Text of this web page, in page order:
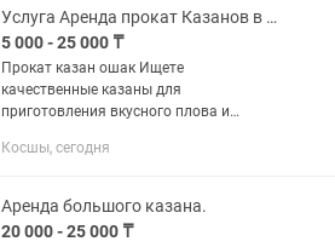
Услуга Аренда прокат Казанов в городе Косшы
5 000 - 25 000 ₸
Прокат казан ошак Ищете
качественные казаны для
приготовления вкусного плова и
арендовать казаны различных
литров 30 литров 40...
Косшы, сегодня
Аренда большого казана.
20 000 - 25 000 ₸